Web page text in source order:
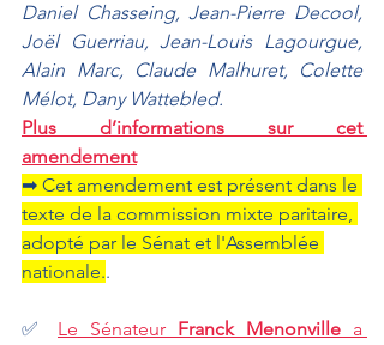
Daniel Chasseing, Jean-Pierre Decool,
Joël Guerriau, Jean-Louis Lagourgue,
Alain Marc, Claude Malhuret, Colette
Mélot, Dany Wattebled.
Plus d’informations sur cet
amendement
➡ Cet amendement est présent dans le
texte de la commission mixte paritaire,
adopté par le Sénat et l'Assemblée
nationale..
✅ Le Sénateur Franck Menonville a